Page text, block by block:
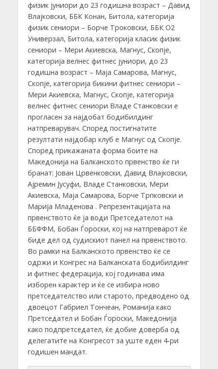
физик јуниори до 23 годишна возраст – Давид
Влајковски, ББК Конан, Битола, категорија
физик сениори – Борче Троковски, ББК О2
Универзал, Битола, категорија класик физик
сениори – Мери Акиевска, Магнус, Скопје,
категорија велнес фитнес јуниори, до 23
годишна возраст – Маја Самарова, Магнус,
Скопје, категорија бикини фитнес сениори –
Мери Акиевска, Магнус, Скопје, категорија
велнес фитнес сениори Владе Станковски е
прогласен за најдобат бодибилдинг
натпреварувач. Според постигнатите
резултати најдобар клуб е Магнус од Скопје.
Според прикажаната форма боите на
Македонија на Балканското првенство ќе ги
бранат: Јован Црвенковски, Давид Влајковски,
Ајремин Јусуфи, Владе Станковски, Мери
Акиевска, Маја Самарова, Борче Трпковски и
Марија Младенова . Репрезентацијата на
првенството ќе ја води Претседателот на
ББФФМ, Бобан Ѓороски, кој на натпреварот ќе
биде дел од судискиот панел на првенството.
Во рамки на Балкaнското првенство ќе се
одржи и Конгрес на Балканската бодибилдинг
и фитнес федерација, кој годинава има
изборен карактер и ќе се избира ново
претседателство или старото, предводено од
двоецот Габриел Тончеан, Романија како
Претседател и Бобан Ѓороски, Македонија
како подпретседател, ќе добие доверба од
делегатите на Конгресот за уште еден 4-ри
годишен мандат.